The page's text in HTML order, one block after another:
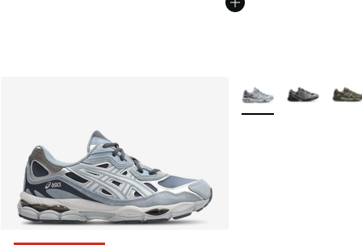
Plus de couleurs